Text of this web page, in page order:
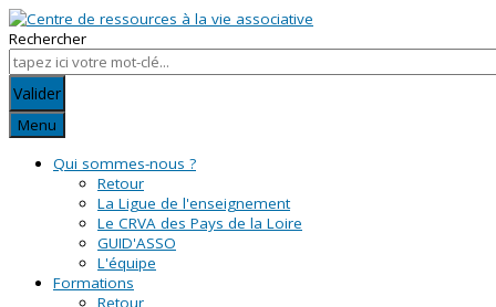
Rechercher
Valider
Menu
Qui sommes-nous ?
Retour
La Ligue de l'enseignement
Le CRVA des Pays de la Loire
GUID'ASSO
L'équipe
Formations
Retour